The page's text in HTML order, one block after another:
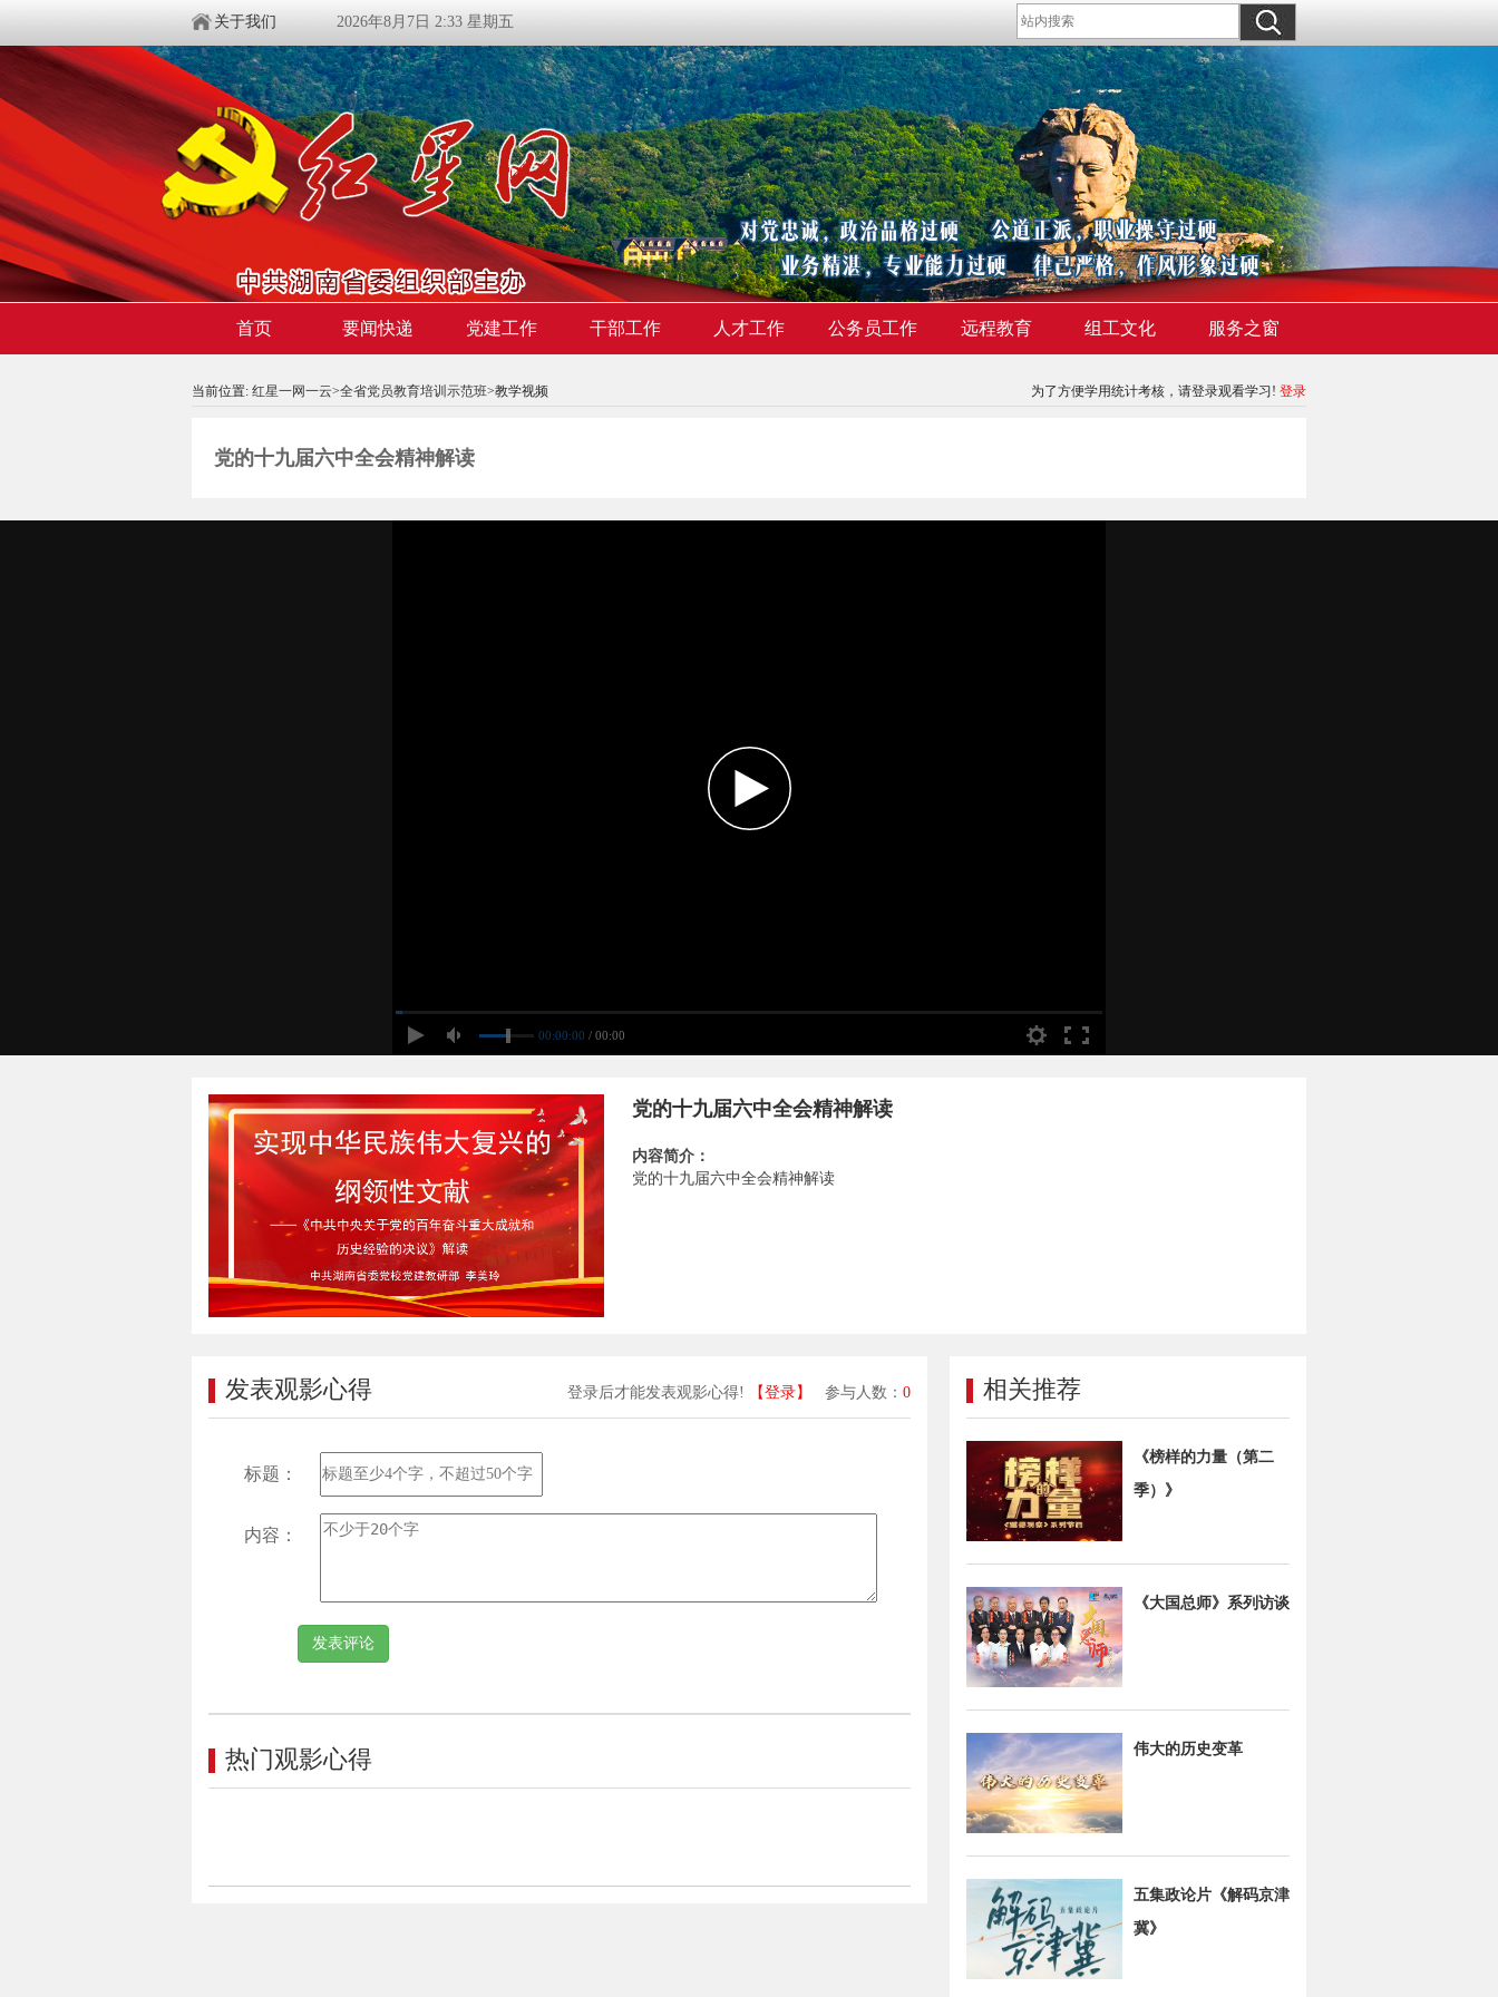
关于我们 2026年8月7日 2:33 星期五
首页 要闻快递 党建工作 干部工作 人才工作 公务员工作 远程教育 组工文化 服务之窗
当前位置: 红星一网一云>全省党员教育培训示范班>教学视频 为了方便学用统计考核，请登录观看学习! 登录
党的十九届六中全会精神解读
00:00:00 / 00:00
党的十九届六中全会精神解读
内容简介：
党的十九届六中全会精神解读
登录后才能发表观影心得! 【登录】 参与人数： 0
发表观影心得
标题：
内容：
热门观影心得
相关推荐
《榜样的力量（第二
季）》
《大国总师》系列访谈
伟大的历史变革
五集政论片《解码京津
冀》